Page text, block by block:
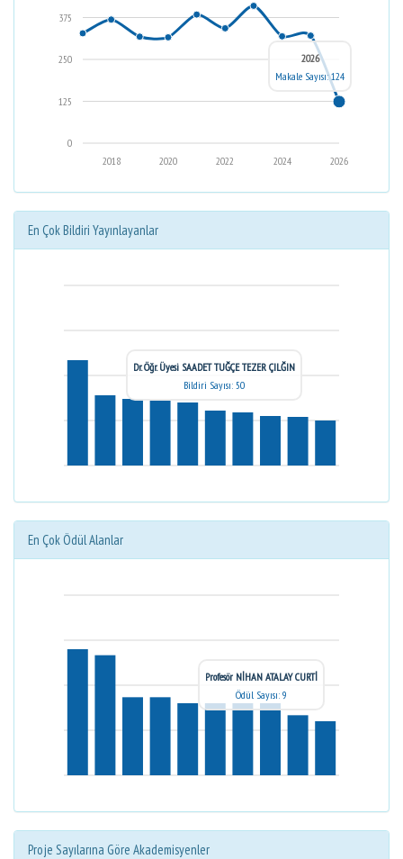
0
125
250
375
2026
2024
2022
2020
2018
2026
Makale Sayısı: 124
En Çok Bildiri Yayınlayanlar
Dr. Öğr. Üyesi SAADET TUĞÇE TEZER ÇILĞIN
Bildiri Sayısı: 50
En Çok Ödül Alanlar
Profesör NİHAN ATALAY CURTİ
Ödül Sayısı: 9
Proje Sayılarına Göre Akademisyenler